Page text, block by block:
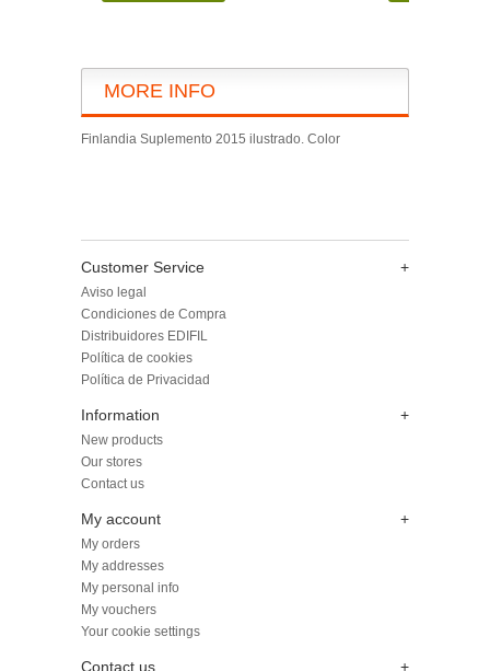
MORE INFO
Finlandia Suplemento 2015 ilustrado. Color
Customer Service +
Aviso legal
Condiciones de Compra
Distribuidores EDIFIL
Política de cookies
Política de Privacidad
Information +
New products
Our stores
Contact us
My account +
My orders
My addresses
My personal info
My vouchers
Your cookie settings
Contact us +